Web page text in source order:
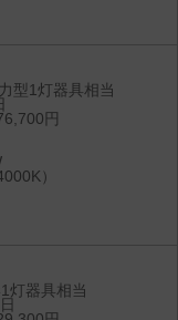
型1灯器具相当
円
）
灯器具相当